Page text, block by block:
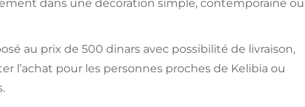
dans une décoration simple, contemporaine ou
au prix de 500 dinars avec possibilité de livraison,
l’achat pour les personnes proches de Kelibia ou